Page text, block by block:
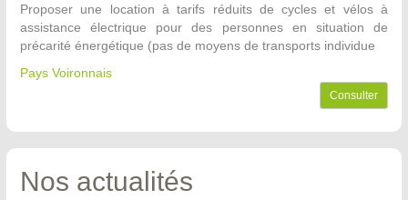
Proposer une location à tarifs réduits de cycles et vélos à
assistance électrique pour des personnes en situation de
précarité énergétique (pas de moyens de transports individue
Pays Voironnais
Consulter
Nos actualités